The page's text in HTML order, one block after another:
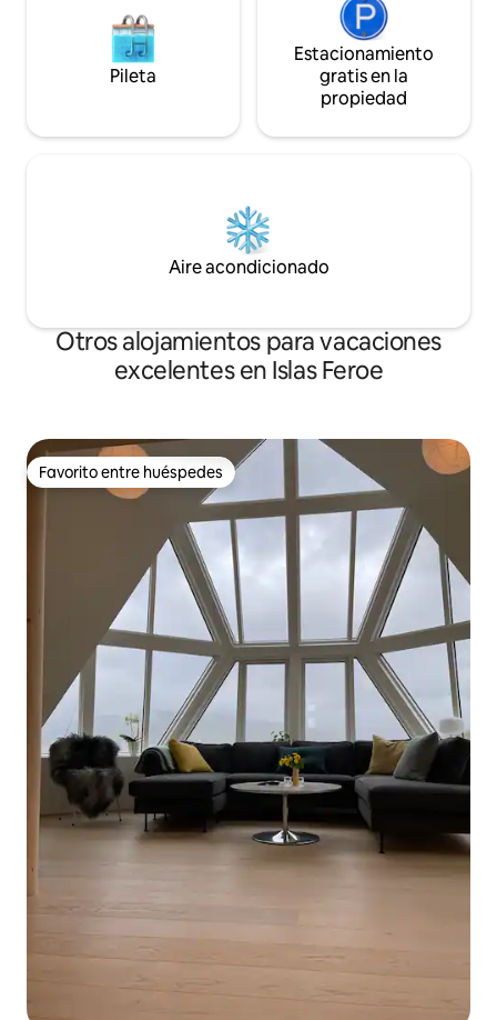
Pileta
Estacionamiento
gratis en la
propiedad
Aire acondicionado
Otros alojamientos para vacaciones
excelentes en Islas Feroe
Favorito entre huéspedes
Favorito entre huéspedes